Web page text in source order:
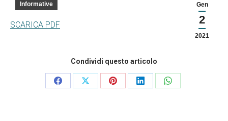
Gen
2
2021
Informative
SCARICA PDF
Condividi questo articolo
CondividiCondividiCondividiCondividiCondividi